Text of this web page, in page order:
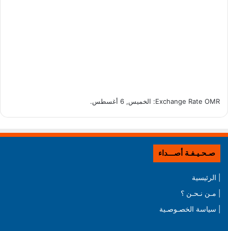
Exchange Rate OMR : الخميس, 6 أغسطس.
صـحـيـفـة أصـــداء
| الرئيسية
| مـن نـحـن ؟
| سياسة الخصـوصـية